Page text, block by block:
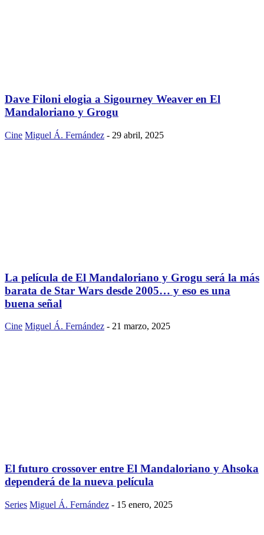
Dave Filoni elogia a Sigourney Weaver en El
Mandaloriano y Grogu
Cine Miguel Á. Fernández - 29 abril, 2025
La película de El Mandaloriano y Grogu será la más
barata de Star Wars desde 2005… y eso es una
buena señal
Cine Miguel Á. Fernández - 21 marzo, 2025
El futuro crossover entre El Mandaloriano y Ahsoka
dependerá de la nueva película
Series Miguel Á. Fernández - 15 enero, 2025